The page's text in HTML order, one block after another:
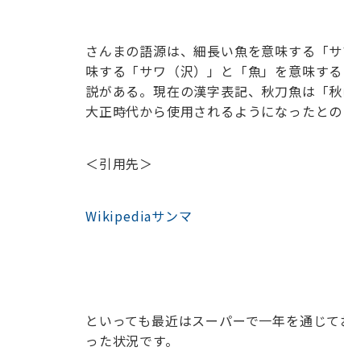
さんまの語源は、細長い魚を意味する「
味する「サワ（沢）」と「魚」を意味す
説がある。現在の漢字表記、秋刀魚は「
大正時代から使用されるようになったとの
＜引用先＞
Wikipediaサンマ
といっても最近はスーパーで一年を通じ
った状況です。